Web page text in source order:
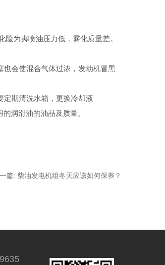
为夷喷油压力低，雾化质量差。
会使混合气体过浓，发动机冒黑
期清洗水箱，更换冷却液
润滑油的油品及质量。
篇: 柴油发电机组冬天应该如何保养？